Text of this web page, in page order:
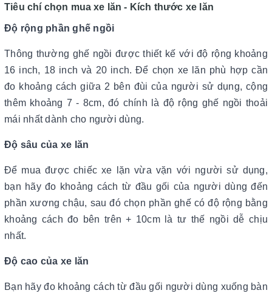
Tiêu chí chọn mua xe lăn - Kích thước xe lăn
Độ rộng phần ghế ngồi
Thông thường ghế ngồi được thiết kế với độ rộng khoảng
16 inch, 18 inch và 20 inch. Để chọn xe lăn phù hợp cần
đo khoảng cách giữa 2 bên đùi của người sử dụng, cộng
thêm khoảng 7 - 8cm, đó chính là độ rộng ghế ngồi thoải
mái nhất dành cho người dùng.
Độ sâu của xe lăn
Để mua được chiếc xe lặn vừa vặn với người sử dụng,
bạn hãy đo khoảng cách từ đầu gối của người dùng đến
phần xương chậu, sau đó chọn phần ghế có độ rộng bằng
khoảng cách đo bên trên + 10cm là tư thế ngồi dễ chịu
nhất.
Độ cao của xe lăn
Bạn hãy đo khoảng cách từ đầu gối người dùng xuống bàn